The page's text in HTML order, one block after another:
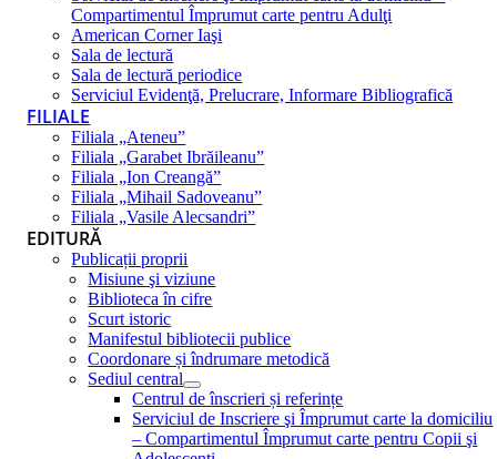
Compartimentul Împrumut carte pentru Adulţi
American Corner Iaşi
Sala de lectură
Sala de lectură periodice
Serviciul Evidenţă, Prelucrare, Informare Bibliografică
FILIALE
Filiala „Ateneu”
Filiala „Garabet Ibrăileanu”
Filiala „Ion Creangă”
Filiala „Mihail Sadoveanu”
Filiala „Vasile Alecsandri”
EDITURĂ
Publicații proprii
Misiune şi viziune
Biblioteca în cifre
Scurt istoric
Manifestul bibliotecii publice
Coordonare și îndrumare metodică
Sediul central
Centrul de înscrieri și referințe
Serviciul de Inscriere şi Împrumut carte la domiciliu
– Compartimentul Împrumut carte pentru Copii şi